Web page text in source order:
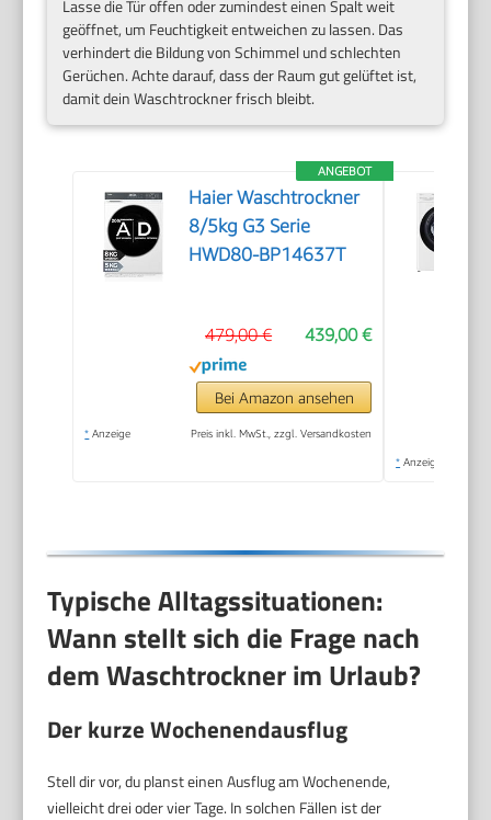
Lasse die Tür offen oder zumindest einen Spalt weit
geöffnet, um Feuchtigkeit entweichen zu lassen. Das
verhindert die Bildung von Schimmel und schlechten
Gerüchen. Achte darauf, dass der Raum gut gelüftet ist,
damit dein Waschtrockner frisch bleibt.
ANGEBOT
Haier Waschtrockner
8/5kg G3 Serie
HWD80-BP14637T
439,00 €
479,00 €
Bei Amazon ansehen
* Anzeige Preis inkl. MwSt., zzgl. Versandkosten
* Anzeige
Typische Alltagssituationen:
Wann stellt sich die Frage nach
dem Waschtrockner im Urlaub?
Der kurze Wochenendausflug
Stell dir vor, du planst einen Ausflug am Wochenende,
vielleicht drei oder vier Tage. In solchen Fällen ist der